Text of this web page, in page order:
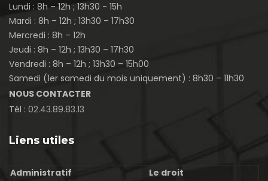
Lundi : 8h – 12h ; 13h30 - 15h
Mardi : 8h – 12h ; 13h30 – 17h30
Mercredi : 8h – 12h
Jeudi : 8h – 12h ; 13h30 – 17h30
Vendredi : 8h – 12h ; 13h30 – 15h00
Samedi (1er samedi du mois uniquement) : 8h30 – 11h30
NOUS CONTACTER
Tél : 02.43.89.83.13
Liens utiles
Administratif
Le droit